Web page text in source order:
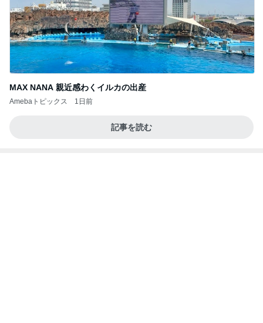
MAX NANA 親近感わくイルカの出産
Amebaトピックス 1日前
記事を読む